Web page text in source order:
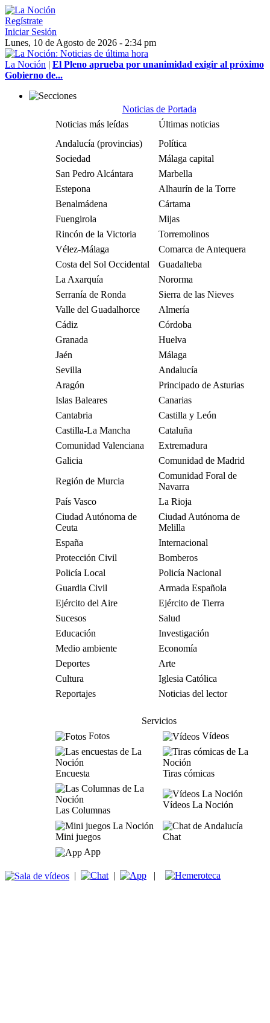
Regístrate
Iniciar Sesión
Lunes, 10 de Agosto de 2026 - 2:34 pm
La Noción | El Pleno aprueba por unanimidad exigir al próximo
Gobierno de...
Noticias de Portada
Noticias más leídas
Últimas noticias
Andalucía (provincias)
Política
Sociedad
Málaga capital
San Pedro Alcántara
Marbella
Estepona
Alhaurín de la Torre
Benalmádena
Cártama
Fuengirola
Mijas
Rincón de la Victoria
Torremolinos
Vélez-Málaga
Comarca de Antequera
Costa del Sol Occidental
Guadalteba
La Axarquía
Nororma
Serranía de Ronda
Sierra de las Nieves
Valle del Guadalhorce
Almería
Cádiz
Córdoba
Granada
Huelva
Jaén
Málaga
Sevilla
Andalucía
Aragón
Principado de Asturias
Islas Baleares
Canarias
Cantabria
Castilla y León
Castilla-La Mancha
Cataluña
Comunidad Valenciana
Extremadura
Galicia
Comunidad de Madrid
Región de Murcia
Comunidad Foral de
Navarra
País Vasco
La Rioja
Ciudad Autónoma de
Ceuta
Ciudad Autónoma de
Melilla
España
Internacional
Protección Civil
Bomberos
Policía Local
Policía Nacional
Guardia Civil
Armada Española
Ejército del Aire
Ejército de Tierra
Sucesos
Salud
Educación
Investigación
Medio ambiente
Economía
Deportes
Arte
Cultura
Iglesia Católica
Reportajes
Noticias del lector
Servicios
Fotos
Vídeos
Encuesta Tiras cómicas
Las Columnas
Vídeos La Noción
Mini juegos
Chat
App
| | |